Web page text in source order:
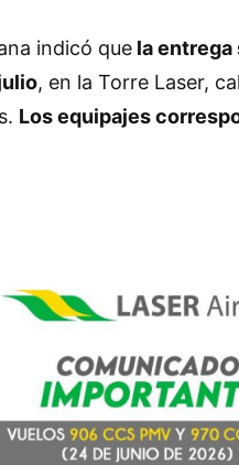
indicó que la entrega
, en la Torre Laser,
Los equipajes